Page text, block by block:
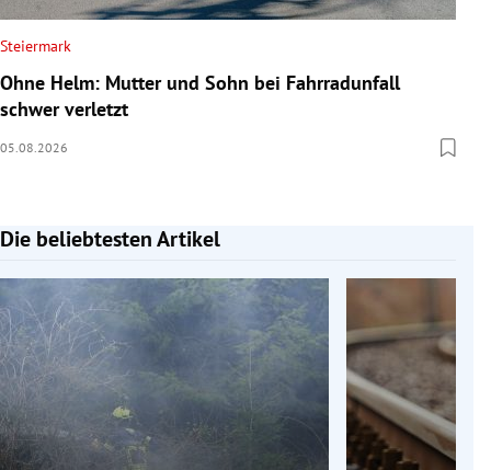
Steiermark
Ohne Helm: Mutter und Sohn bei Fahrradunfall
schwer verletzt
05.08.2026
Die beliebtesten Artikel
Slide 1 von 7